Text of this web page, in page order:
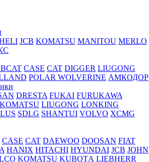
JCB KOMATSU MANITOU MERLO
CASE CAT DIGGER LIUGONG
POLAR WOLVERINE АМКОДОР
DRESTA FUKAI FURUKAWA
KOMATSU LIUGONG LONKING
SDLG SHANTUI VOLVO XCMG
CASE CAT DAEWOO DOOSAN FIAT
HANIX HITACHI HYUNDAI JCB JOHN
KOMATSU KUBOTА LIEBHERR